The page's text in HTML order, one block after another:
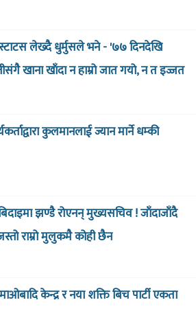
लेख्दै धुर्मुसले भने - '७७ दिनदेखि
खाना खाँदा न हाम्रो जात गयो, न त इज्जत
कुलमानलाई ज्यान मार्ने धम्की
झण्डै रोएनन् मुख्यसचिव ! जाँदाजाँदै
राम्रो मुलुकमै कोही छैन
केन्द्र र नया शक्ति बिच पार्टी एकता